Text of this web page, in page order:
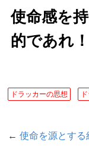
使命感を
的であれ
ドラッカーの思想
←使命を源とする